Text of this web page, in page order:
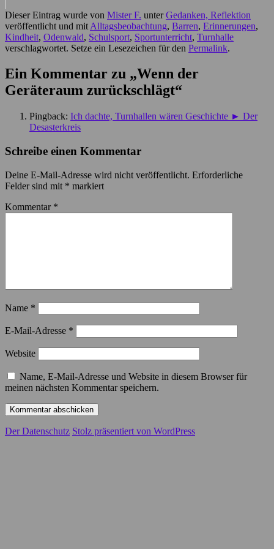
Dieser Eintrag wurde von Mister F. unterGedanken, Reflektion
veröffentlicht und mit Alltagsbeobachtung, Barren, Erinnerungen,
Kindheit, Odenwald, Schulsport, Sportunterricht, Turnhalle
verschlagwortet. Setze ein Lesezeichen für den Permalink.
Ein Kommentar zu „Wenn der
Geräteraum zurückschlägt“
Pingback: Ich dachte, Turnhallen wären Geschichte ► Der
Desasterkreis
Schreibe einen Kommentar
Deine E-Mail-Adresse wird nicht veröffentlicht. Erforderliche
Felder sind mit * markiert
Kommentar *
Name *
E-Mail-Adresse *
Website
Name, E-Mail-Adresse und Website in diesem Browser für
meinen nächsten Kommentar speichern.
Der Datenschutz Stolz präsentiert von WordPress